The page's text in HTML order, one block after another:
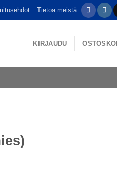
Tietoa meistä
KIRJAUDU